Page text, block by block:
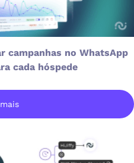
campanhas no WhatsApp
cada hóspede